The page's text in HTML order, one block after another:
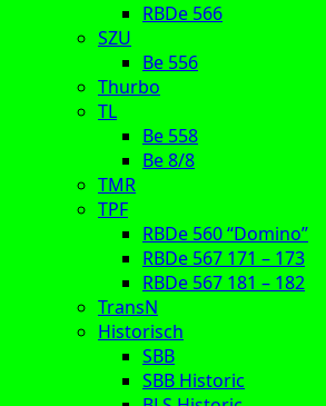
RBDe 566
SZU
Be 556
Thurbo
TL
Be 558
Be 8/8
TMR
TPF
RBDe 560 “Domino”
RBDe 567 171 – 173
RBDe 567 181 – 182
TransN
Historisch
SBB
SBB Historic